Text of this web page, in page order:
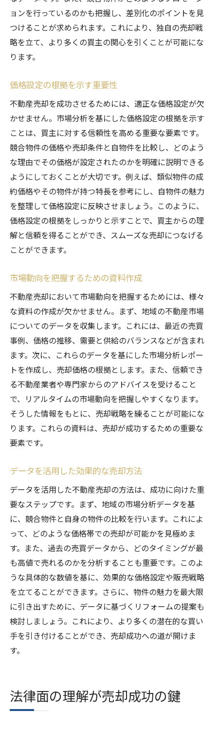
ョンを行っているのかも把握し、差別化のポイントを見
つけることが求められます。これにより、独自の売却戦
略を立て、より多くの買主の関心を引くことが可能にな
ります。
価格設定の根拠を示す重要性
不動産売却を成功させるためには、適正な価格設定が欠
かせません。市場分析を基にした価格設定の根拠を示す
ことは、買主に対する信頼性を高める重要な要素です。
競合物件の価格や売却条件と自物件を比較し、どのよう
な理由でその価格が設定されたのかを明確に説明できる
ようにしておくことが大切です。例えば、類似物件の成
約価格やその物件が持つ特長を参考にし、自物件の魅力
を整理して価格設定に反映させましょう。このように、
価格設定の根拠をしっかりと示すことで、買主からの理
解と信頼を得ることができ、スムーズな売却につなげる
ことができます。
市場動向を把握するための資料作成
不動産売却において市場動向を把握するためには、様々
な資料の作成が欠かせません。まず、地域の不動産市場
についてのデータを収集します。これには、最近の売買
事例、価格の推移、需要と供給のバランスなどが含まれ
ます。次に、これらのデータを基にした市場分析レポー
トを作成し、売却価格の根拠とします。また、信頼でき
る不動産業者や専門家からのアドバイスを受けること
で、リアルタイムの市場動向を把握しやすくなります。
そうした情報をもとに、売却戦略を練ることが可能にな
ります。これらの資料は、売却が成功するための重要な
要素です。
データを活用した効果的な売却方法
データを活用した不動産売却の方法は、成功に向けた重
要なステップです。まず、地域の市場分析データを基
に、競合物件と自身の物件の比較を行います。これによ
って、どのような価格帯での売却が可能かを見極めま
す。また、過去の売買データから、どのタイミングが最
も高値で売れるのかを分析することも重要です。このよ
うな具体的な数値を基に、効果的な価格設定や販売戦略
を立てることができます。さらに、物件の魅力を最大限
に引き出すために、データに基づくリフォームの提案も
検討しましょう。これにより、より多くの潜在的な買い
手を引き付けることができ、売却成功への道が開けま
す。
法律面の理解が売却成功の鍵